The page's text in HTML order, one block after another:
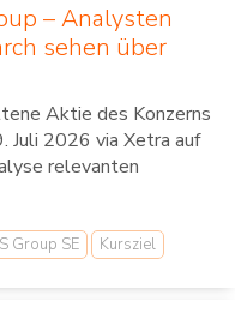
– Analysten
sehen über
Aktie des Konzerns
Juli 2026 via Xetra auf
relevanten
Group SE Kursziel